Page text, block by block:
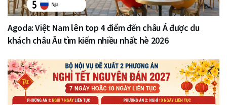
Agoda: Việt Nam lên top 4 điểm đến châu Á được du
khách châu Âu tìm kiếm nhiều nhất hè 2026